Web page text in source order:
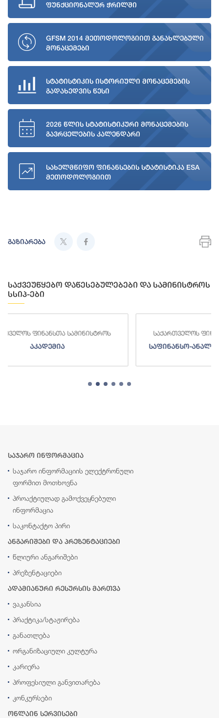
ფუნქციონალურ ჭრილში
GFSM 2014 მეთოდოლოგიით განახლებული
მონაცემები
სტატისტიკის ისტორიული მონაცემების
გადახედვის წესი
2026 წლის სტატისტიკური მონაცემების
გავრცელების კალენდარი
სახელმწიფო ფინანსების სტატისტიკა ESA
მეთოდოლოგიით
გაზიარება
საქვეუწყებო დაწესებულებები და სამინისტროს
სსიპ-ები
საქართველოს ფინანსთა სამინისტროს
საფინანსო-ანალიტიკური სამსახური
საჯარო ინფორმაცია
საჯარო ინფორმაციის ელექტრონული
ფორმით მოთხოვნა
პროაქტიულად გამოქვეყნებული
ინფორმაცია
საკონტაქტო პირი
ანგარიშები და პრეზენტაციები
წლიური ანგარიშები
პრეზენტაციები
ადამიანური რესურსის მართვა
ვაკანსია
პრაქტიკა/სტაჟირება
განათლება
ორგანიზაციული კულტურა
კარიერა
პროფესიული განვითარება
კონკურსები
ონლაინ სერვისები